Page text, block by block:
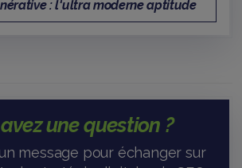
: l'ultra moderne aptitude
une question ?
message pour échanger sur